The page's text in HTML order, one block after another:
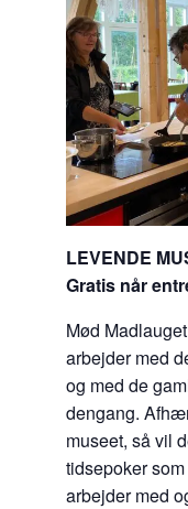
LEVENDE
Gratis når
Mød
arbejder med
og med de
dengang.
museet, så vil
tidsepoker
arbejder med